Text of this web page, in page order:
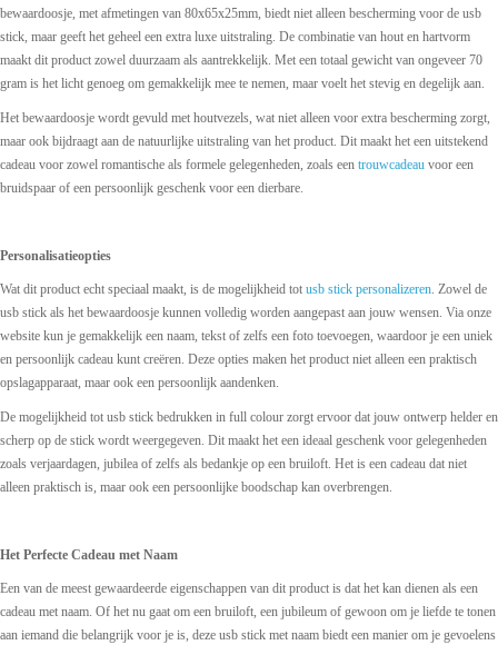
bewaardoosje, met afmetingen van 80x65x25mm, biedt niet alleen bescherming voor de usb
stick, maar geeft het geheel een extra luxe uitstraling. De combinatie van hout en hartvorm
maakt dit product zowel duurzaam als aantrekkelijk. Met een totaal gewicht van ongeveer 70
gram is het licht genoeg om gemakkelijk mee te nemen, maar voelt het stevig en degelijk aan.
Het bewaardoosje wordt gevuld met houtvezels, wat niet alleen voor extra bescherming zorgt,
maar ook bijdraagt aan de natuurlijke uitstraling van het product. Dit maakt het een uitstekend
cadeau voor zowel romantische als formele gelegenheden, zoals een trouwcadeau voor een
bruidspaar of een persoonlijk geschenk voor een dierbare.
Personalisatieopties
Wat dit product echt speciaal maakt, is de mogelijkheid tot usb stick personalizeren. Zowel de
usb stick als het bewaardoosje kunnen volledig worden aangepast aan jouw wensen. Via onze
website kun je gemakkelijk een naam, tekst of zelfs een foto toevoegen, waardoor je een uniek
en persoonlijk cadeau kunt creëren. Deze opties maken het product niet alleen een praktisch
opslagapparaat, maar ook een persoonlijk aandenken.
De mogelijkheid tot usb stick bedrukken in full colour zorgt ervoor dat jouw ontwerp helder en
scherp op de stick wordt weergegeven. Dit maakt het een ideaal geschenk voor gelegenheden
zoals verjaardagen, jubilea of zelfs als bedankje op een bruiloft. Het is een cadeau dat niet
alleen praktisch is, maar ook een persoonlijke boodschap kan overbrengen.
Het Perfecte Cadeau met Naam
Een van de meest gewaardeerde eigenschappen van dit product is dat het kan dienen als een
cadeau met naam. Of het nu gaat om een bruiloft, een jubileum of gewoon om je liefde te tonen
aan iemand die belangrijk voor je is, deze usb stick met naam biedt een manier om je gevoelens